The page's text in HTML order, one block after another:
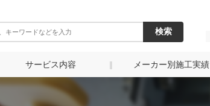
サービス内容 メーカー別施工実績